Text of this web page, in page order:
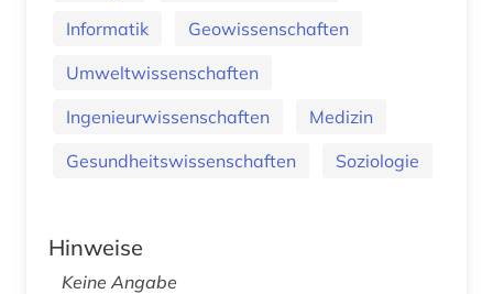
Informatik
Geowissenschaften
Umweltwissenschaften
Ingenieurwissenschaften
Medizin
Gesundheitswissenschaften
Soziologie
Hinweise
Keine Angabe